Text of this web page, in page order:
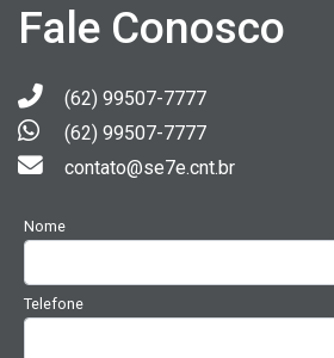
Fale Conosco
(62) 99507-7777
(62) 99507-7777
contato@se7e.cnt.br
Nome
Telefone